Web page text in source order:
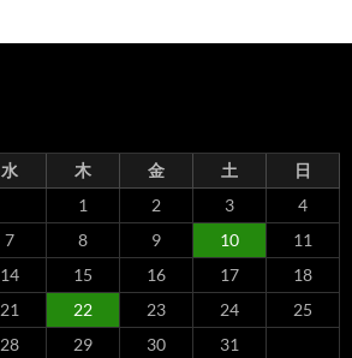
水 木 金 土
日
1
2 3
4
7 8 9 10
11
14 15 16 17
18
21 22 23 24
25
28 29 30
31